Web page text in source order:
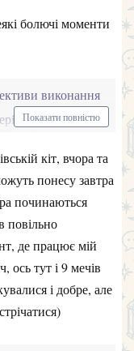
Не
не за планом,
шукати нові
все.
де працює мій
тут і 9 мечів
і добре, але
все від мене
розклад
як по нотам! Браво!
вони у мене не